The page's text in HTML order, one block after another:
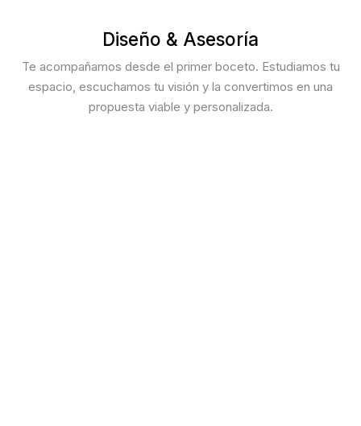
Diseño & Asesoría
Te acompañamos desde el primer boceto. Estudiamos tu
espacio, escuchamos tu visión y la convertimos en una
propuesta viable y personalizada.